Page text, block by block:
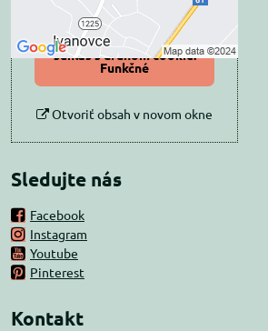
Povoliť a zapamätať -
súhlas s druhom cookie:
Funkčné
Otvoriť obsah v novom okne
Sledujte nás
Facebook
Instagram
Youtube
Pinterest
Kontakt